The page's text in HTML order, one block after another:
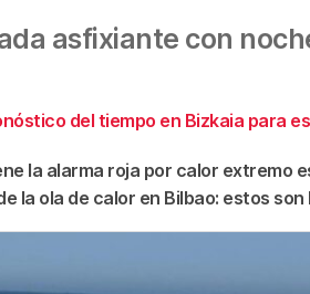
asfixiante con
del tiempo en Bizkaia para
la alarma roja por calor extremo
la ola de calor en Bilbao: estos